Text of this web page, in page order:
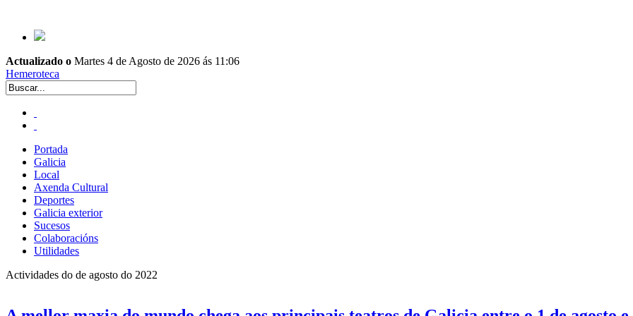
Actualizado o Martes 4 de Agosto de 2026 ás 11:06
Hemeroteca
Portada
Galicia
Local
Axenda Cultural
Deportes
Galicia exterior
Sucesos
Colaboracións
Utilidades
Actividades do de agosto do 2022